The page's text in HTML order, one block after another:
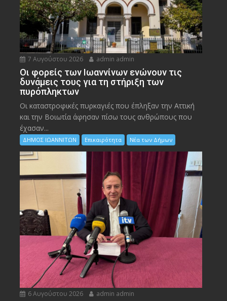
7 Αυγούστου 2026 admin admin
Οι φορείς των Ιωαννίνων ενώνουν τις
δυνάμεις τους για τη στήριξη των
πυρόπληκτων
Οι καταστροφικές πυρκαγιές που έπληξαν την Αττική
και την Bοιωτία άφησαν πίσω τους ανθρώπους που
έχασαν...
ΔΗΜΟΣ ΙΩΑΝΝΙΤΩΝ Επικαιρότητα Νέα των Δήμων
6 Αυγούστου 2026 admin admin